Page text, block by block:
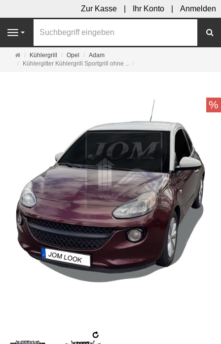
Zur Kasse Ihr Konto Anmelden
Navigation
Startseite
Kühlergrill Opel
Adam
Kühlergitter Kühlergrill Sportgrill ohne ...
%